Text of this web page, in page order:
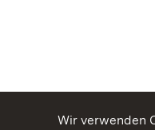
Wir verwenden